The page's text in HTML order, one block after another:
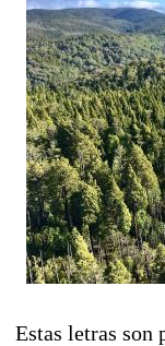
Estas letras son